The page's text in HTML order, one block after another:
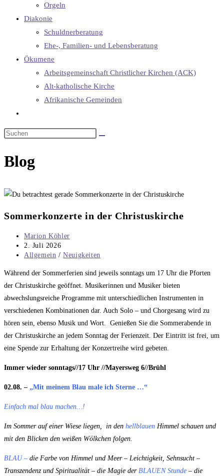
Orgeln
Diakonie
Schuldnerberatung
Ehe-, Familien- und Lebensberatung
Ökumene
Arbeitsgemeinschaft Christlicher Kirchen (ACK)
Alt-katholische Kirche
Afrikanische Gemeinden
Blog
Sommerkonzerte in der Christuskirche
Marion Köhler
2. Juli 2026
Allgemein / Neuigkeiten
Während der Sommerferien sind jeweils sonntags um 17 Uhr die Pforten
der Christuskirche geöffnet. Musikerinnen und Musiker bieten
abwechslungsreiche Programme mit unterschiedlichen Instrumenten in
verschiedenen Kombinationen dar. Auch Solo – und Chorgesang wird zu
hören sein, ebenso Musik und Wort. Genießen Sie die Sommerabende in
der Christuskirche an jedem Sonntag der Ferienzeit. Der Eintritt ist frei, um
eine Spende zur Erhaltung der Konzertreihe wird gebeten.
Immer wieder sonntags//17 Uhr //Mayersweg 6//Brühl
02.08. – „Mit meinem Blau male ich Sterne …“
Einfach mal blau machen…!
Im Sommer auf einer Wiese liegen, in den hellblauen Himmel schauen und
mit den Blicken den weißen Wölkchen folgen.
BLAU – die Farbe von Himmel und Meer – Leichtigkeit, Sehnsucht –
Transzendenz und Spiritualität – die Magie der BLAUEN Stunde – die